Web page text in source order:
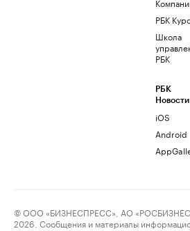
РБК
Школа
РБК
РБК
Новости
iOS
Android
© ООО «БИЗНЕСПРЕСС», АО
2026. Сообщения и материалы